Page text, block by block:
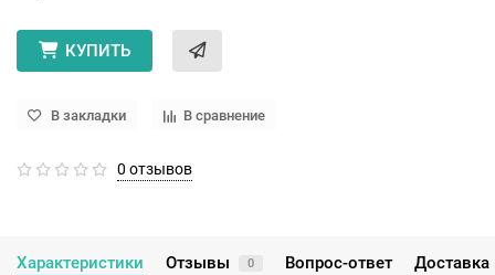
КУПИТЬ
В закладки В сравнение
0 отзывов
Характеристики Отзывы 0 Вопрос-ответ Доставка